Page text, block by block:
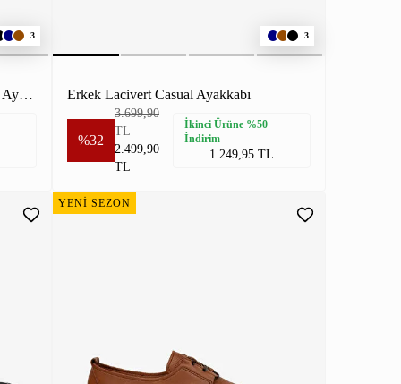
3
Erkek Lacivert Hakiki Deri Comfort Ayakkabı
3
Erkek Lacivert Casual Ayakkabı
%32
3.699,90
TL
2.499,90
TL
İkinci Ürüne %50
İndirim
1.249,95 TL
YENİ SEZON